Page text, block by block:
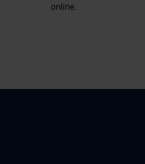
online.